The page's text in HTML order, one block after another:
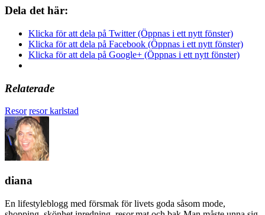
Dela det här:
Klicka för att dela på Twitter (Öppnas i ett nytt fönster)
Klicka för att dela på Facebook (Öppnas i ett nytt fönster)
Klicka för att dela på Google+ (Öppnas i ett nytt fönster)
Relaterade
Resor resor karlstad
diana
En lifestyleblogg med försmak för livets goda såsom mode,